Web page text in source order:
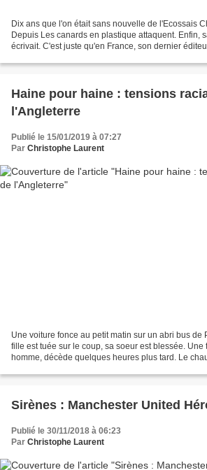
Dix ans que l'on était sans nouvelle de l'Ecossais
Depuis Les canards en plastique attaquent. Enfin,
écrivait. C'est juste qu'en France, son dernier
Haine pour haine : tensions
l'Angleterre
Publié le 15/01/2019 à 07:27
Par Christophe Laurent
Une voiture fonce au petit matin sur un abri bus de
fille est tuée sur le coup, sa soeur est blessée. Une
homme, décède quelques heures plus tard. Le
Sirènes : Manchester United
Publié le 30/11/2018 à 06:23
Par Christophe Laurent